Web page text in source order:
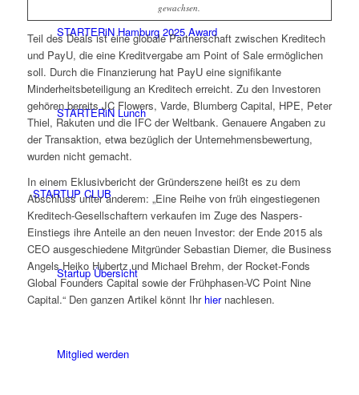
STARTERiN Hamburg 2025 Award
STARTERiN Lunch
STARTUP CLUB
Startup Übersicht
Mitglied werden
gewachsen.
Teil des Deals ist eine globale Partnerschaft zwischen Kreditech
und PayU, die eine Kreditvergabe am Point of Sale ermöglichen
soll. Durch die Finanzierung hat PayU eine signifikante
Minderheitsbeteiligung an Kreditech erreicht. Zu den Investoren
gehören bereits JC Flowers, Varde, Blumberg Capital, HPE, Peter
Thiel, Rakuten und die IFC der Weltbank. Genauere Angaben zu
der Transaktion, etwa bezüglich der Unternehmensbewertung,
wurden nicht gemacht.
In einem Eklusivbericht der Gründerszene heißt es zu dem
Abschluss unter anderem: „Eine Reihe von früh eingestiegenen
Kreditech-Gesellschaftern verkaufen im Zuge des Naspers-
Einstiegs ihre Anteile an den neuen Investor: der Ende 2015 als
CEO ausgeschiedene Mitgründer Sebastian Diemer, die Business
Angels Heiko Hubertz und Michael Brehm, der Rocket-Fonds
Global Founders Capital sowie der Frühphasen-VC Point Nine
Capital.“ Den ganzen Artikel könnt Ihr hiernachlesen.